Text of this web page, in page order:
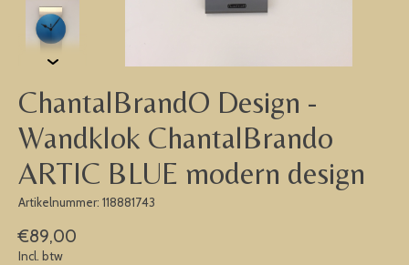
ChantalBrandO Design -
Wandklok ChantalBrando
ARTIC BLUE modern design
Artikelnummer: 118881743
€89,00
Incl. btw